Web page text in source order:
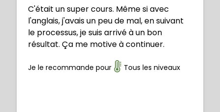
C'était un super cours. Même si avec
l'anglais, j'avais un peu de mal, en suivant
le processus, je suis arrivé à un bon
résultat. Ça me motive à continuer.
Je le recommande pour Tous les niveaux